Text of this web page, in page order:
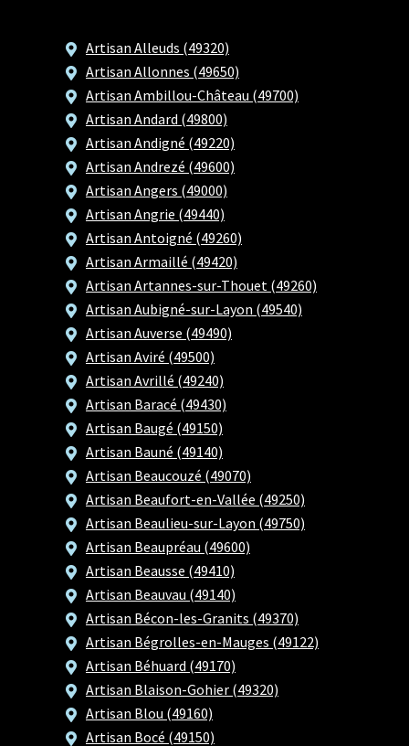
Artisan Alleuds (49320)
Artisan Allonnes (49650)
Artisan Ambillou-Château (49700)
Artisan Andard (49800)
Artisan Andigné (49220)
Artisan Andrezé (49600)
Artisan Angers (49000)
Artisan Angrie (49440)
Artisan Antoigné (49260)
Artisan Armaillé (49420)
Artisan Artannes-sur-Thouet (49260)
Artisan Aubigné-sur-Layon (49540)
Artisan Auverse (49490)
Artisan Aviré (49500)
Artisan Avrillé (49240)
Artisan Baracé (49430)
Artisan Baugé (49150)
Artisan Bauné (49140)
Artisan Beaucouzé (49070)
Artisan Beaufort-en-Vallée (49250)
Artisan Beaulieu-sur-Layon (49750)
Artisan Beaupréau (49600)
Artisan Beausse (49410)
Artisan Beauvau (49140)
Artisan Bécon-les-Granits (49370)
Artisan Bégrolles-en-Mauges (49122)
Artisan Béhuard (49170)
Artisan Blaison-Gohier (49320)
Artisan Blou (49160)
Artisan Bocé (49150)